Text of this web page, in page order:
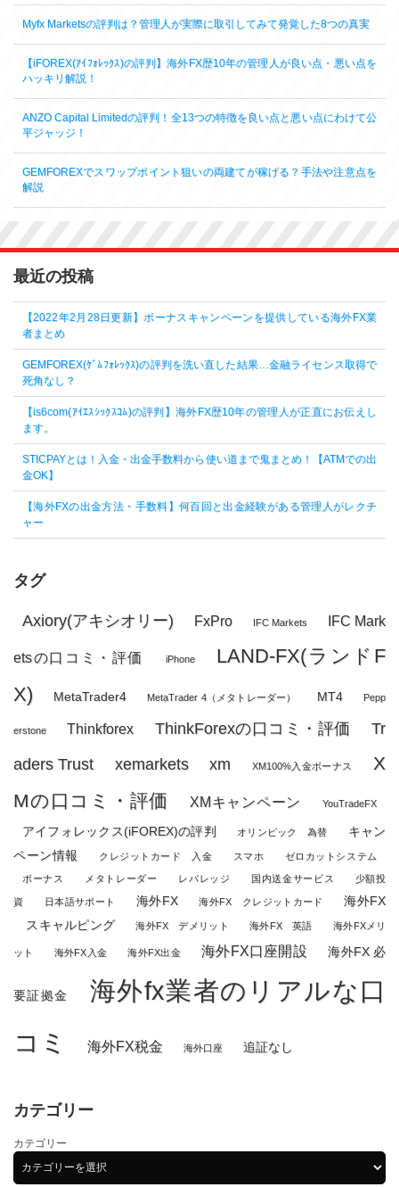
Myfx Marketsの評判は？管理人が実際に取引してみて発覚した8つの真実
【iFOREX(ｱｲﾌｫﾚｯｸｽ)の評判】海外FX歴10年の管理人が良い点・悪い点を
ハッキリ解説！
ANZO Capital Limitedの評判！全13つの特徴を良い点と悪い点にわけて公
平ジャッジ！
GEMFOREXでスワップポイント狙いの両建てが稼げる？手法や注意点を
解説
最近の投稿
【2022年2月28日更新】ボーナスキャンペーンを提供している海外FX業
者まとめ
GEMFOREX(ｹﾞﾑﾌｫﾚｯｸｽ)の評判を洗い直した結果…金融ライセンス取得で
死角なし？
【is6com(ｱｲｴｽｼｯｸｽｺﾑ)の評判】海外FX歴10年の管理人が正直にお伝えし
ます。
STICPAYとは！入金・出金手数料から使い道まで鬼まとめ！【ATMでの出
金OK】
【海外FXの出金方法・手数料】何百回と出金経験がある管理人がレクチ
ャー
タグ
Axiory(アキシオリー) FxPro IFC Markets IFC Mark
etsの口コミ・評価 iPhone
LAND-FX(ランドF
X)
MetaTrader4 MetaTrader 4（メタトレーダー） MT4 Pepp
erstone Thinkforex ThinkForexの口コミ・評価
Tr
aders Trust
xemarkets xm XM100%入金ボーナス
X
Mの口コミ・評価
XMキャンペーン YouTradeFX
アイフォレックス(iFOREX)の評判 オリンピック 為替
キャン
ペーン情報
クレジットカード 入金 スマホ ゼロカットシステム
ボーナス メタトレーダー レバレッジ 国内送金サービス 少額投
資 日本語サポート 海外FX 海外FX クレジットカード
海外FX
スキャルピング
海外FX デメリット 海外FX 英語 海外FXメリ
ット 海外FX入金 海外FX出金 海外FX口座開設 海外FX 必
要証拠金
海外fx業者のリアルな口
コミ
海外FX税金 海外口座 追証なし
カテゴリー
カテゴリー